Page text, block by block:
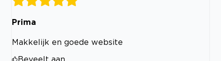
Prima
Makkelijk en goede website
Beveelt aan